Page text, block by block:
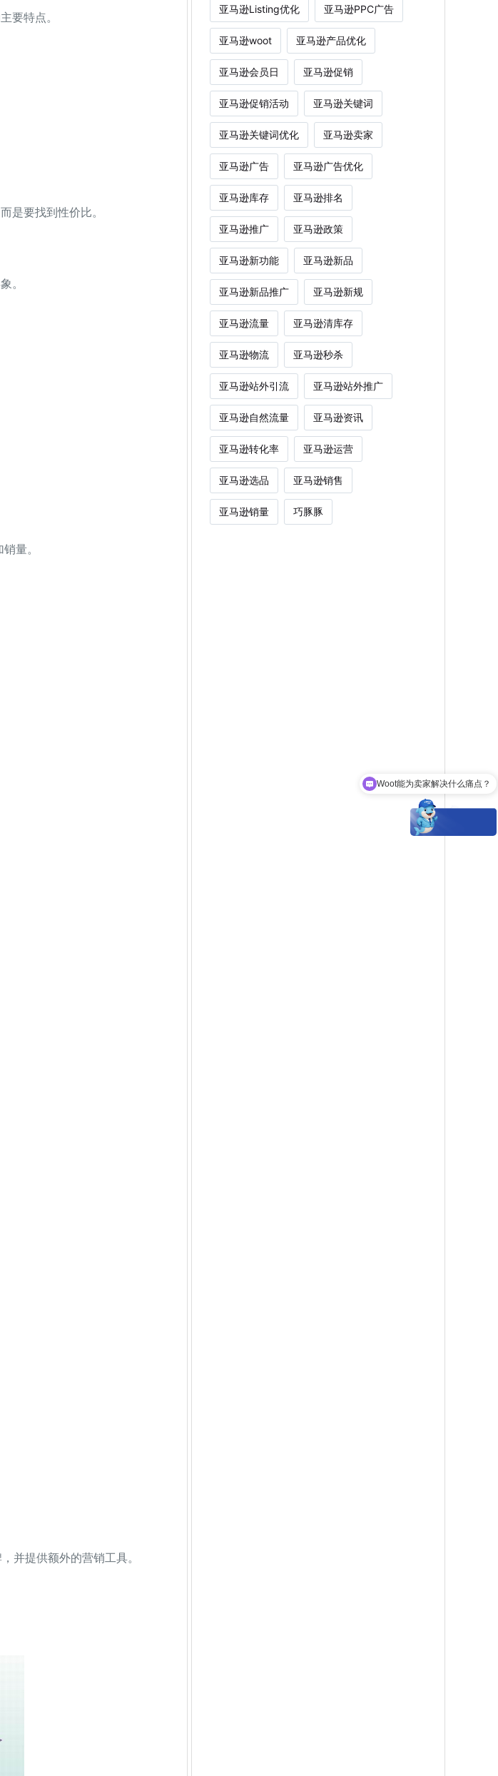
要特点。
是要找到性价比。
。
量。
并提供额外的营销工具。
亚马逊Listing优化 亚马逊PPC广告
亚马逊woot 亚马逊产品优化
亚马逊会员日 亚马逊促销
亚马逊促销活动 亚马逊关键词
亚马逊关键词优化 亚马逊卖家
亚马逊广告 亚马逊广告优化
亚马逊库存 亚马逊排名
亚马逊推广 亚马逊政策
亚马逊新功能 亚马逊新品
亚马逊新品推广 亚马逊新规
亚马逊流量 亚马逊清库存
亚马逊物流 亚马逊秒杀
亚马逊站外引流 亚马逊站外推广
亚马逊自然流量 亚马逊资讯
亚马逊转化率 亚马逊运营
亚马逊选品 亚马逊销售
亚马逊销量 巧豚豚
Woot能为卖家解决什么痛点？
Woot的精准受众是哪些群体？